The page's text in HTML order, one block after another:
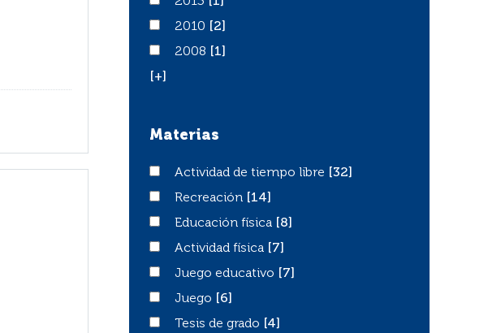
20102010
[2]
20082008
[1]
[+]
Materias
Actividad de tiempo libre
Actividad de tiempo libre
[32]
Recreación
Recreación
[14]
Educación física
Educación física
[8]
Actividad física
Actividad física
[7]
Juego educativo
Juego educativo
[7]
JuegoJuego
[6]
Tesis de grado
Tesis de grado
[4]